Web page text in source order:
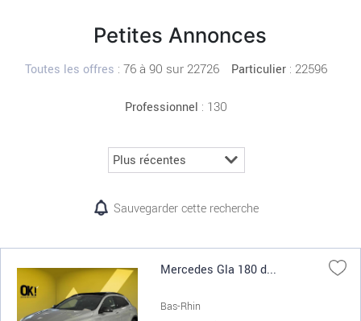
Petites Annonces
Toutes les offres :76 à 90 sur 22726 Particulier : 22596
Professionnel : 130
Sauvegarder cette recherche
Mercedes Gla 180 d...
Bas-Rhin